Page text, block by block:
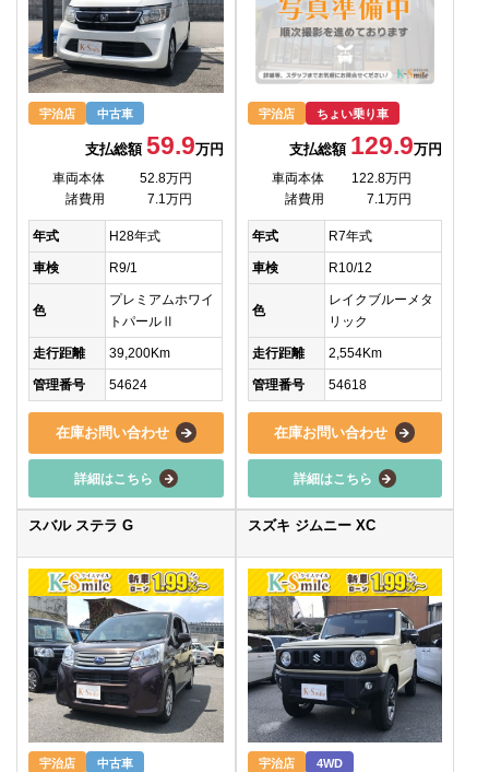
宇治店 中古車
支払総額 59.9万円
車両本体
52.8万円
諸費用
7.1万円
年式 H28年式
車検 R9/1
色
プレミアムホワイ
トパールⅡ
走行距離 39,200Km
管理番号 54624
在庫お問い合わせ
詳細はこちら
宇治店 ちょい乗り車
支払総額 129.9万円
車両本体
122.8万円
諸費用
7.1万円
年式 R7年式
車検 R10/12
色
レイクブルーメタ
リック
走行距離 2,554Km
管理番号 54618
在庫お問い合わせ
詳細はこちら
スバル ステラ G
宇治店 中古車
スズキ ジムニー XC
宇治店
4WD